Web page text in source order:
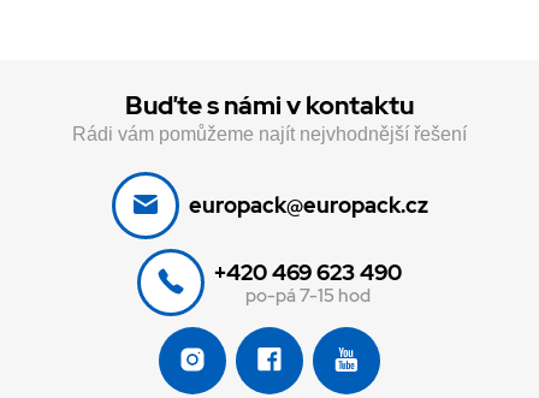
Buďte s námi v kontaktu
Rádi vám pomůžeme najít nejvhodnější řešení
europack@europack.cz
+420 469 623 490
po-pá 7-15 hod